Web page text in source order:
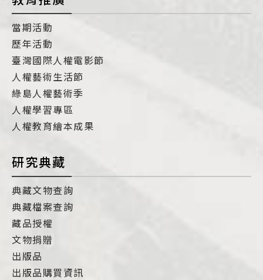
當期活動
歷年活動
臺灣國際人權電影節
人權藝術生活節
綠島人權藝術季
人權學習專區
人權教育繪本成果
研究典藏
典藏文物查詢
典藏檔案查詢
藏品授權
文物捐贈
出版品
出版品購買資訊